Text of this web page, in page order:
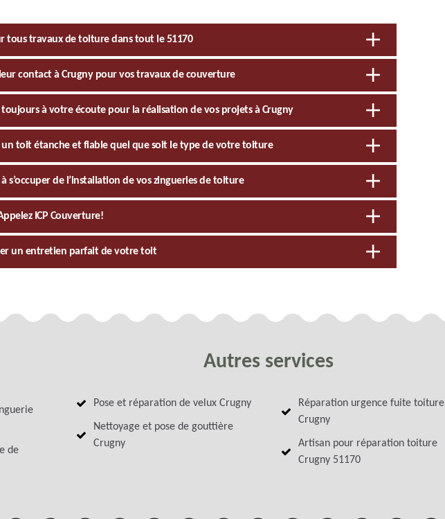
tous travaux de toiture dans tout le 51170
contact à Crugny pour vos travaux de couverture
toujours à votre écoute pour la réalisation de vos projets à Crugny
un toit étanche et fiable quel que soit le type de votre toiture
s’occuper de l’installation de vos zingueries de toiture
ICP Couverture!
un entretien parfait de votre toit
Autres services
de
Pose et réparation de velux Crugny
Nettoyage et pose de gouttière
Crugny
Réparation urgence fuite toiture
Crugny
Artisan pour réparation toiture
Crugny 51170